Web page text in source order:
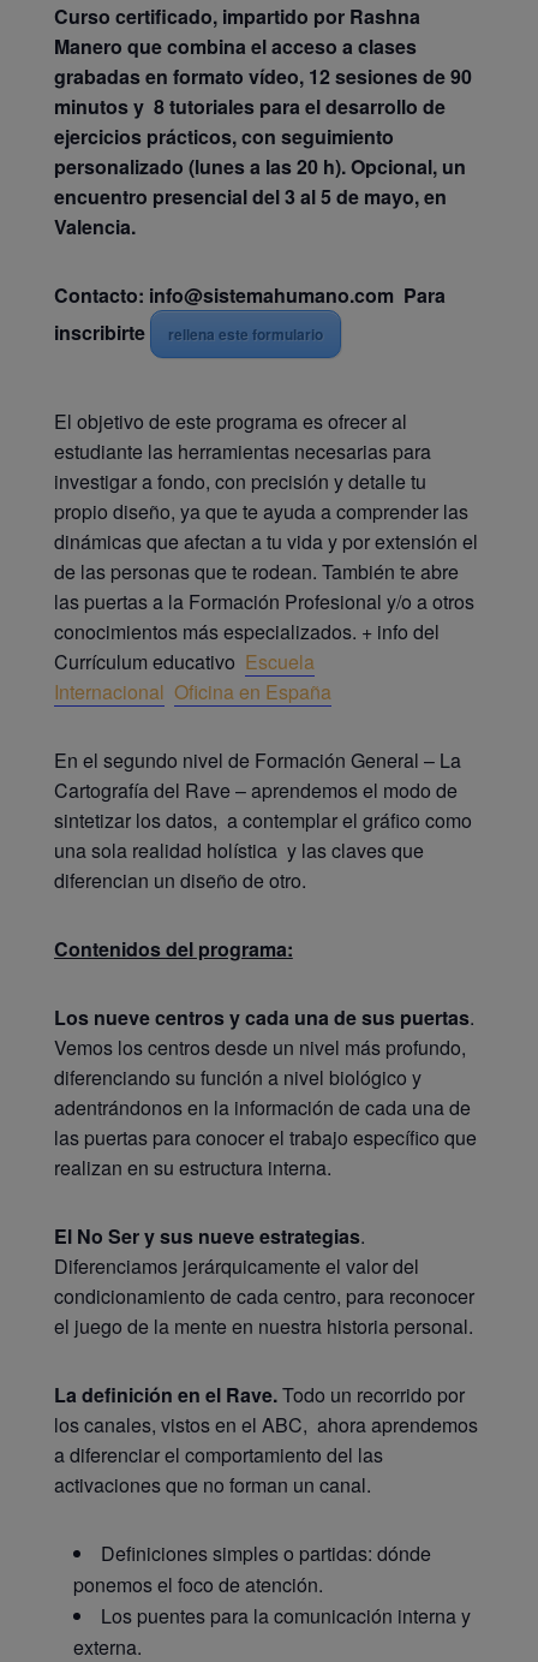
Curso certificado, impartido por Rashna
Manero que combina el acceso a clases
grabadas en formato vídeo, 12 sesiones de 90
minutos y 8 tutoriales para el desarrollo de
ejercicios prácticos, con seguimiento
personalizado (lunes a las 20 h). Opcional, un
encuentro presencial del 3 al 5 de mayo, en
Valencia.
Contacto: info@sistemahumano.com Para
inscribirte
rellena este formulario
El objetivo de este programa es ofrecer al
estudiante las herramientas necesarias para
investigar a fondo, con precisión y detalle tu
propio diseño, ya que te ayuda a comprender las
dinámicas que afectan a tu vida y por extensión el
de las personas que te rodean. También te abre
las puertas a la Formación Profesional y/o a otros
conocimientos más especializados. + info del
Currículum educativo Escuela
Internacional Oficina en España
En el segundo nivel de Formación General – La
Cartografía del Rave – aprendemos el modo de
sintetizar los datos, a contemplar el gráfico como
una sola realidad holística y las claves que
diferencian un diseño de otro.
Contenidos del programa:
Los nueve centros y cada una de sus puertas.
Vemos los centros desde un nivel más profundo,
diferenciando su función a nivel biológico y
adentrándonos en la información de cada una de
las puertas para conocer el trabajo específico que
realizan en su estructura interna.
El No Ser y sus nueve estrategias.
Diferenciamos jerárquicamente el valor del
condicionamiento de cada centro, para reconocer
el juego de la mente en nuestra historia personal.
La definición en el Rave.Todo un recorrido por
los canales, vistos en el ABC, ahora aprendemos
a diferenciar el comportamiento del las
activaciones que no forman un canal.
Definiciones simples o partidas: dónde
ponemos el foco de atención.
Los puentes para la comunicación interna y
externa.